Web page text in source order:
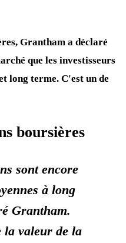
Grantham a déclaré
que les investisseurs
long terme. C'est un de
boursières
sont encore
à long
Grantham.
la valeur de la